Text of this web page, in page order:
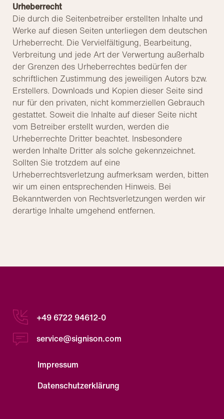
Urheberrecht
Die durch die Seitenbetreiber erstellten Inhalte und
Werke auf diesen Seiten unterliegen dem deutschen
Urheberrecht. Die Vervielfältigung, Bearbeitung,
Verbreitung und jede Art der Verwertung außerhalb
der Grenzen des Urheberrechtes bedürfen der
schriftlichen Zustimmung des jeweiligen Autors bzw.
Erstellers. Downloads und Kopien dieser Seite sind
nur für den privaten, nicht kommerziellen Gebrauch
gestattet. Soweit die Inhalte auf dieser Seite nicht
vom Betreiber erstellt wurden, werden die
Urheberrechte Dritter beachtet. Insbesondere
werden Inhalte Dritter als solche gekennzeichnet.
Sollten Sie trotzdem auf eine
Urheberrechtsverletzung aufmerksam werden, bitten
wir um einen entsprechenden Hinweis. Bei
Bekanntwerden von Rechtsverletzungen werden wir
derartige Inhalte umgehend entfernen.
+49 6722 94612-0
service@signison.com
Impressum
Datenschutzerklärung